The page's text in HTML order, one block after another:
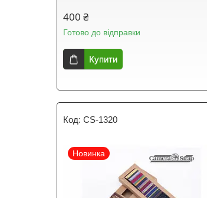
400 ₴
Готово до відправки
Купити
CS-1320
Новинка